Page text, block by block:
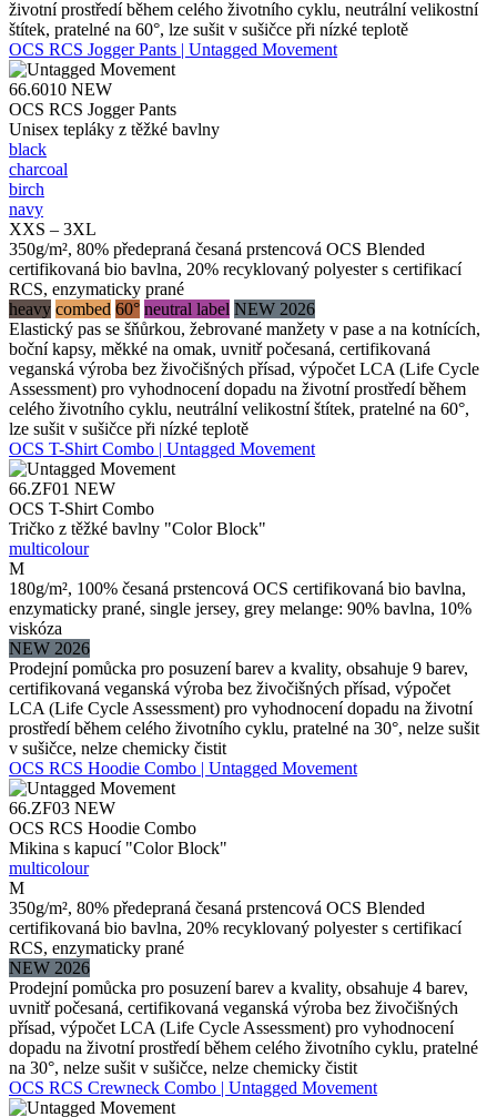
životní prostředí během celého životního cyklu, neutrální velikostní
štítek, pratelné na 60°, lze sušit v sušičce při nízké teplotě
OCS RCS Jogger Pants | Untagged Movement
66.6010 NEW
OCS RCS Jogger Pants
Unisex tepláky z těžké bavlny
black
charcoal
birch
navy
XXS – 3XL
350g/m², 80% předepraná česaná prstencová OCS Blended
certifikovaná bio bavlna, 20% recyklovaný polyester s certifikací
RCS, enzymaticky prané
heavy combed 60° neutral label NEW 2026
Elastický pas se šňůrkou, žebrované manžety v pase a na kotnících,
boční kapsy, měkké na omak, uvnitř počesaná, certifikovaná
veganská výroba bez živočišných přísad, výpočet LCA (Life Cycle
Assessment) pro vyhodnocení dopadu na životní prostředí během
celého životního cyklu, neutrální velikostní štítek, pratelné na 60°,
lze sušit v sušičce při nízké teplotě
OCS T-Shirt Combo | Untagged Movement
66.ZF01 NEW
OCS T-Shirt Combo
Tričko z těžké bavlny "Color Block"
multicolour
M
180g/m², 100% česaná prstencová OCS certifikovaná bio bavlna,
enzymaticky prané, single jersey, grey melange: 90% bavlna, 10%
viskóza
NEW 2026
Prodejní pomůcka pro posuzení barev a kvality, obsahuje 9 barev,
certifikovaná veganská výroba bez živočišných přísad, výpočet
LCA (Life Cycle Assessment) pro vyhodnocení dopadu na životní
prostředí během celého životního cyklu, pratelné na 30°, nelze sušit
v sušičce, nelze chemicky čistit
OCS RCS Hoodie Combo | Untagged Movement
66.ZF03 NEW
OCS RCS Hoodie Combo
Mikina s kapucí "Color Block"
multicolour
M
350g/m², 80% předepraná česaná prstencová OCS Blended
certifikovaná bio bavlna, 20% recyklovaný polyester s certifikací
RCS, enzymaticky prané
NEW 2026
Prodejní pomůcka pro posuzení barev a kvality, obsahuje 4 barev,
uvnitř počesaná, certifikovaná veganská výroba bez živočišných
přísad, výpočet LCA (Life Cycle Assessment) pro vyhodnocení
dopadu na životní prostředí během celého životního cyklu, pratelné
na 30°, nelze sušit v sušičce, nelze chemicky čistit
OCS RCS Crewneck Combo | Untagged Movement